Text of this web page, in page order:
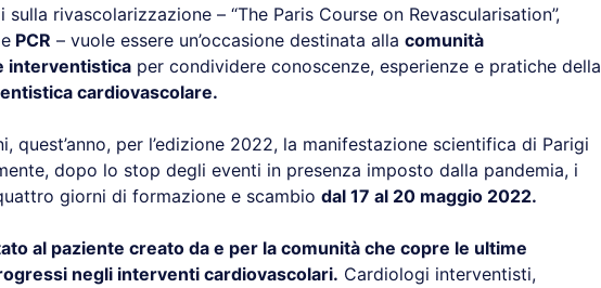
rivascolarizzazione – “The Paris Course on Revascularisation”,
PCR – vuole essere un’occasione destinata alla comunità
interventistica per condividere conoscenze, esperienze e pratiche della
cardiovascolare.
quest’anno, per l’edizione 2022, la manifestazione scientifica di Parigi
dopo lo stop degli eventi in presenza imposto dalla pandemia, i
giorni di formazione e scambio dal 17 al 20 maggio 2022.
al paziente creato da e per la comunità che copre le ultime
negli interventi cardiovascolari. Cardiologi interventisti,